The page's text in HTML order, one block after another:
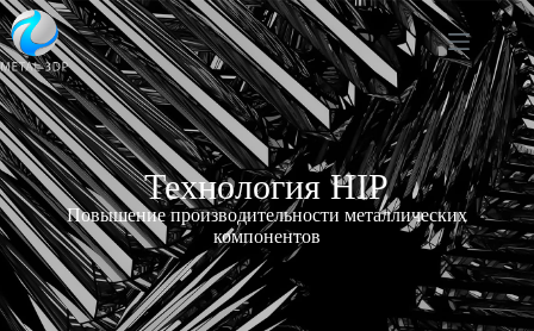
Технология HIP
Повышение производительности металлических
компонентов